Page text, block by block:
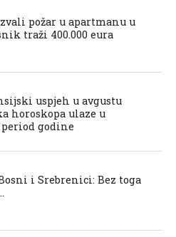
požar u apartmanu u
traži 400.000 eura
uspjeh u avgustu
horoskopa ulaze u
godine
i Srebrenici: Bez toga